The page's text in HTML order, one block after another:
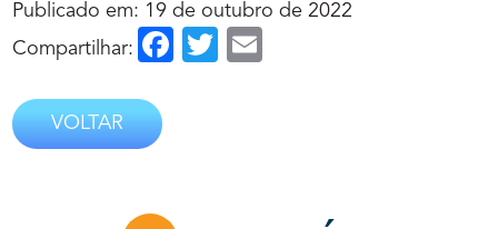
Publicado em: 19 de outubro de 2022
Compartilhar:
Facebook
Twitter
VOLTAR